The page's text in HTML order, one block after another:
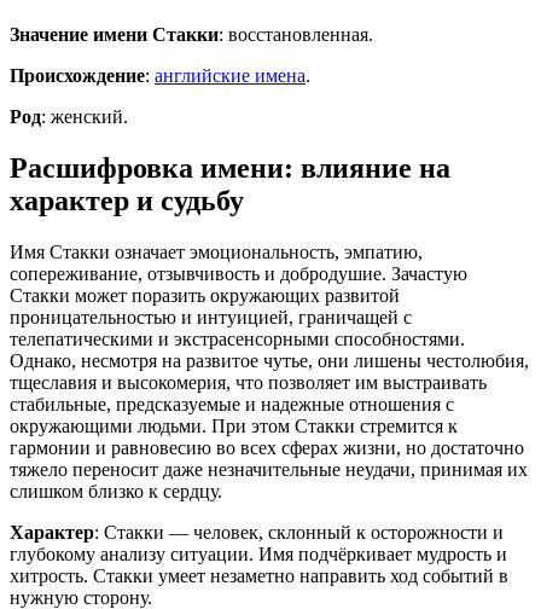
Значение имени Стакки: восстановленная.
Происхождение: английские имена.
Род: женский.
Расшифровка имени: влияние на
характер и судьбу
Имя Стакки означает эмоциональность, эмпатию,
сопереживание, отзывчивость и добродушие. Зачастую
Стакки может поразить окружающих развитой
проницательностью и интуицией, граничащей с
телепатическими и экстрасенсорными способностями.
Однако, несмотря на развитое чутье, они лишены честолюбия,
тщеславия и высокомерия, что позволяет им выстраивать
стабильные, предсказуемые и надежные отношения с
окружающими людьми. При этом Стакки стремится к
гармонии и равновесию во всех сферах жизни, но достаточно
тяжело переносит даже незначительные неудачи, принимая их
слишком близко к сердцу.
Характер: Стакки — человек, склонный к осторожности и
глубокому анализу ситуации. Имя подчёркивает мудрость и
хитрость. Стакки умеет незаметно направить ход событий в
нужную сторону.